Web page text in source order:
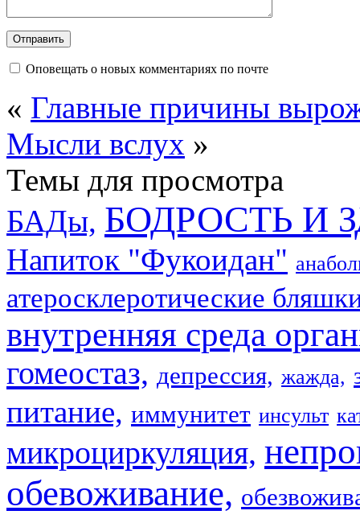
Оповещать о новых комментариях по почте
« Главные причины
Мысли вслух »
Темы для просмотра
БАДы, БОДРОСТЬ И
Напиток "Фукоидан"
атеросклеротические
внутренняя среда
гомеостаз, депрессия, жажда,
питание, иммунитет инсульт
микроциркуляция,
обевоживание,